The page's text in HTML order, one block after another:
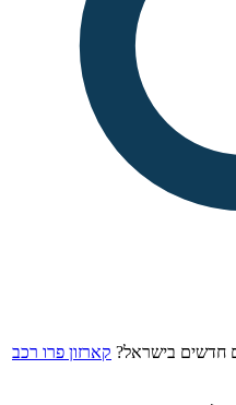
חדשים בישראל? קארזון פרו רכב